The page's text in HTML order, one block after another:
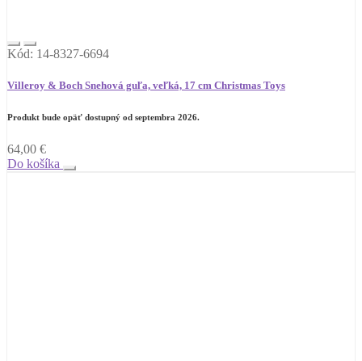
Kód: 14-8327-6694
Villeroy & Boch Snehová guľa, veľká, 17 cm Christmas Toys
Produkt bude opäť dostupný od septembra 2026.
64,00 €
Do košíka